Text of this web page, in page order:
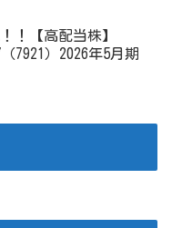
！【高配当株】
（7921）2026年5月期